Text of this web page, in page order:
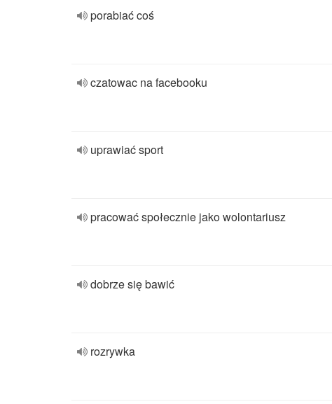
porabiać coś
czatowac na facebooku
uprawiać sport
pracować społecznie jako wolontariusz
dobrze się bawić
rozrywka